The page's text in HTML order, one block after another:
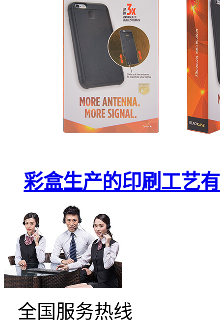
彩盒生产的印刷工艺
全国服务热线